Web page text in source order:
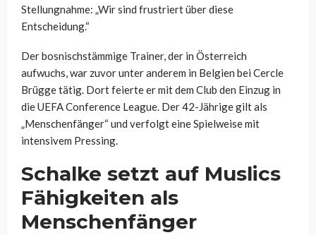
Stellungnahme: „Wir sind frustriert über diese
Entscheidung.“
Der bosnischstämmige Trainer, der in Österreich
aufwuchs, war zuvor unter anderem in Belgien bei Cercle
Brügge tätig. Dort feierte er mit dem Club den Einzug in
die UEFA Conference League. Der 42-Jährige gilt als
„Menschenfänger“ und verfolgt eine Spielweise mit
intensivem Pressing.
Schalke setzt auf Muslics
Fähigkeiten als
Menschenfänger